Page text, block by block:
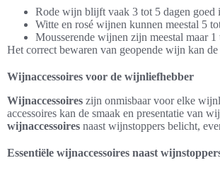
Rode wijn blijft vaak 3 tot 5 dagen goed
Witte en rosé wijnen kunnen meestal 5
Mousserende wijnen zijn meestal maar
Het correct bewaren van geopende wijn kan
Wijnaccessoires voor de wijnliefhebber
Wijnaccessoires zijn onmisbaar voor elke
accessoires kan de smaak en presentatie van
wijnaccessoires naast wijnstoppers belicht,
Essentiële wijnaccessoires naast